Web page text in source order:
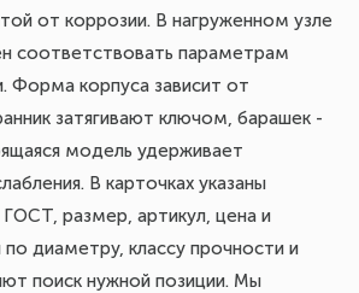
от коррозии. В нагруженном узле
соответствовать параметрам
Форма корпуса зависит от
затягивают ключом, барашек -
модель удерживает
В карточках указаны
размер, артикул, цена и
диаметру, классу прочности и
поиск нужной позиции. Мы